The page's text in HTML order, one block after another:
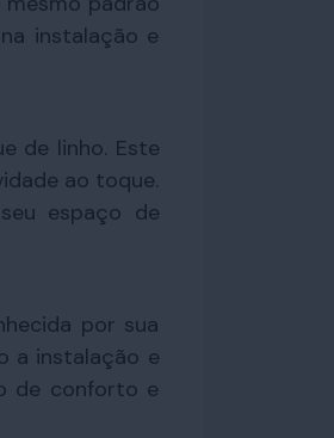
instalação e
de linho. Este
ao toque.
espaço de
por sua
a instalação e
de conforto e